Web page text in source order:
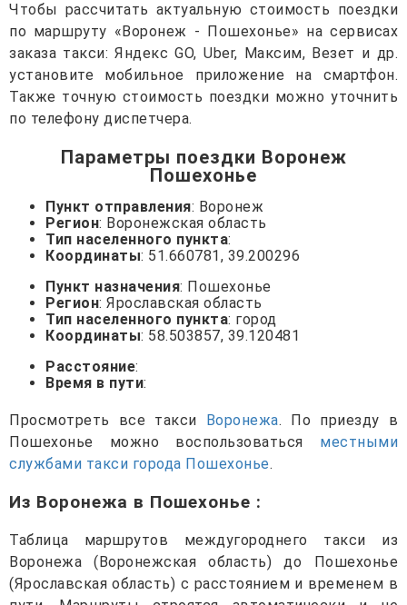
Чтобы рассчитать актуальную стоимость поездки
по маршруту «Воронеж - Пошехонье» на сервисах
заказа такси: Яндекс GO, Uber, Максим, Везет и др.
установите мобильное приложение на смартфон.
Также точную стоимость поездки можно уточнить
по телефону диспетчера.
Параметры поездки Воронеж
Пошехонье
Пункт отправления: Воронеж
Регион: Воронежская область
Тип населенного пункта:
Координаты: 51.660781, 39.200296
Пункт назначения: Пошехонье
Регион: Ярославская область
Тип населенного пункта: город
Координаты: 58.503857, 39.120481
Расстояние:
Время в пути:
Просмотреть все такси Воронежа. По приезду в
Пошехонье можно воспользоваться местными
службами такси города Пошехонье.
Из Воронежа в Пошехонье :
Таблица маршрутов междугороднего такси из
Воронежа (Воронежская область) до Пошехонье
(Ярославская область) с расстоянием и временем в